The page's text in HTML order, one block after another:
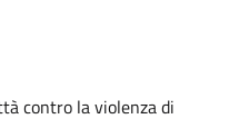
contro la violenza di